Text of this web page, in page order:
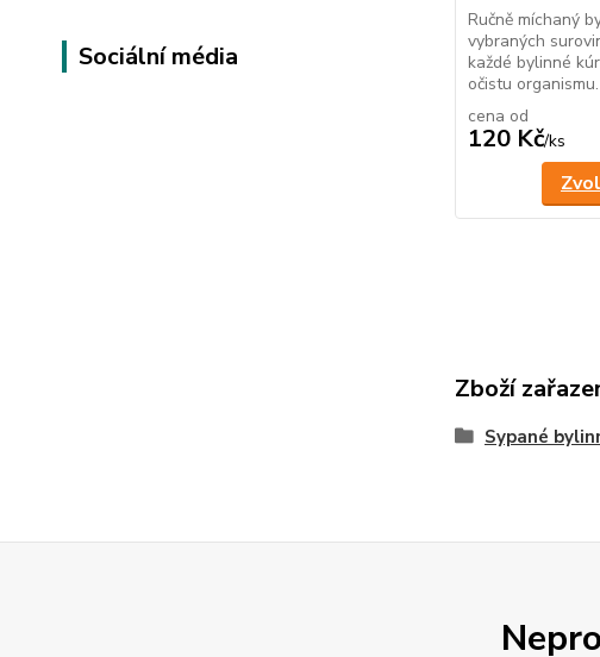
Sociální média
Ručně míchaný
vybraných
každé bylinné
očistu organismu.
cena od
120 Kč/ks
Zboží
Sypané